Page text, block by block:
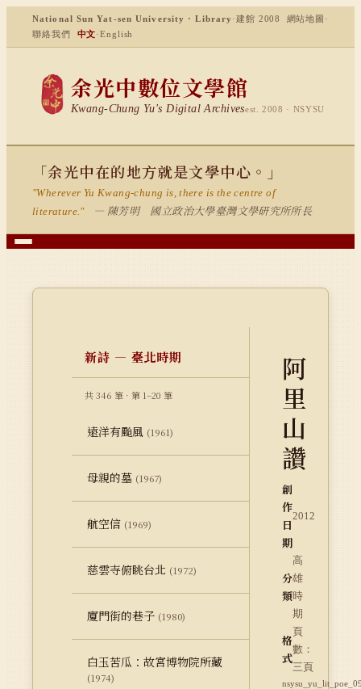
National Sun Yat-sen University · Library ·建館 2008 網站地圖 ·
聯絡我們
中文·English
余光中數位文學館
Kwang-Chung Yu's Digital Archivesest. 2008 · NSYSU
「余光中在的地方就是文學中心。」
"Wherever Yu Kwang-chung is, there is the centre of
literature."
— 陳芳明 國立政治大學臺灣文學研究所所長
新詩 — 臺北時期
共 346 筆 · 第 1–20 筆
遠洋有颱風 (1961)
母親的墓 (1967)
航空信 (1969)
慈雲寺俯眺台北 (1972)
廈門街的巷子 (1980)
白玉苦瓜：故宮博物院所藏
(1974)
阿
里
山
讚
創
作
日
期
2012
分
類
高
雄
時
期
格
式
頁
數：
三頁